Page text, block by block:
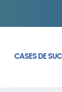
CASES DE